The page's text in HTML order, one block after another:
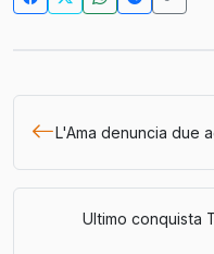
L'Ama denuncia due
Ultimo conquista